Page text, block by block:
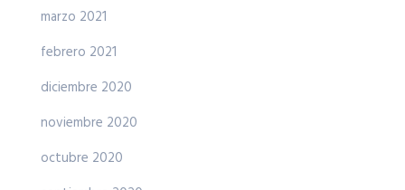
marzo 2021
febrero 2021
diciembre 2020
noviembre 2020
octubre 2020